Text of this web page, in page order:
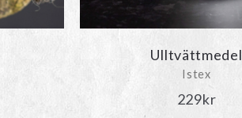
Ulltvättmedel
Istex
229kr